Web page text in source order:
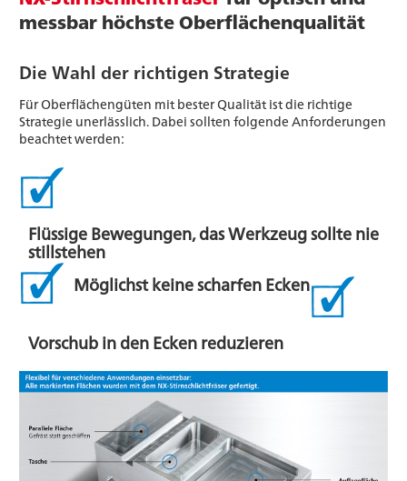
messbar höchste Oberflächenqualität
Die Wahl der richtigen Strategie
Für Oberflächengüten mit bester Qualität ist die richtige
Strategie unerlässlich. Dabei sollten folgende Anforderungen
beachtet werden:
Flüssige Bewegungen, das Werkzeug sollte nie
stillstehen
Möglichst keine scharfen Ecken
Vorschub in den Ecken reduzieren